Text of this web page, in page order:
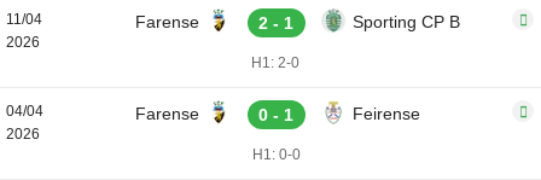
11/04
2026
Farense 2 - 1 Sporting CP B
H1: 2-0
04/04
2026
Farense 0 - 1 Feirense
H1: 0-0